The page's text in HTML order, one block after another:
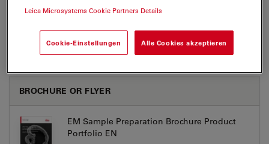
BROCHURE OR FLYER
EM Sample Preparation Brochure Product
Portfolio EN
Leica Microsystems Cookie Partners Details
Cookie-Einstellungen Alle Cookies akzeptieren